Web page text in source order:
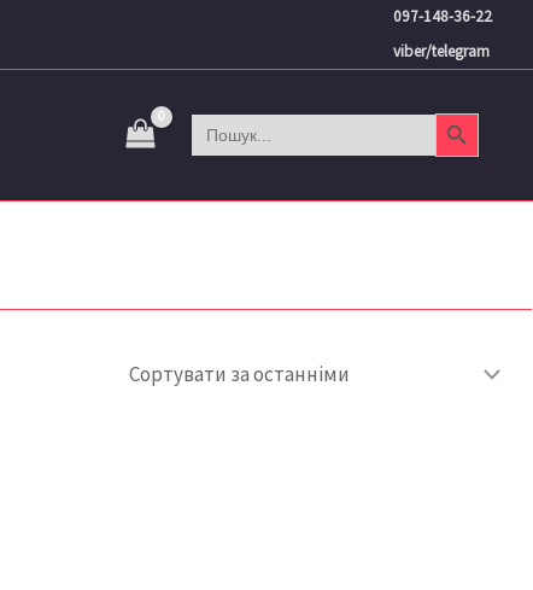
097-148-36-22
viber/telegram
Search
for:
Search Button